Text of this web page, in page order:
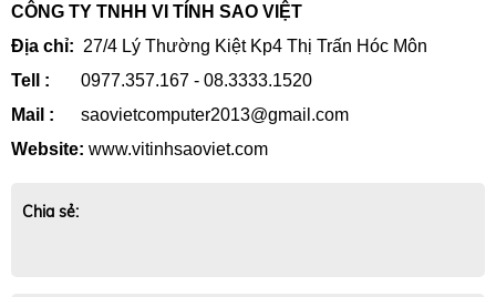
CÔNG TY TNHH VI TÍNH SAO VIỆT
Địa chỉ: 27/4 Lý Thường Kiệt Kp4 Thị Trấn Hóc Môn
Tell : 0977.357.167 - 08.3333.1520
Mail : saovietcomputer2013@gmail.com
Website: www.vitinhsaoviet.com
Chia sẻ: